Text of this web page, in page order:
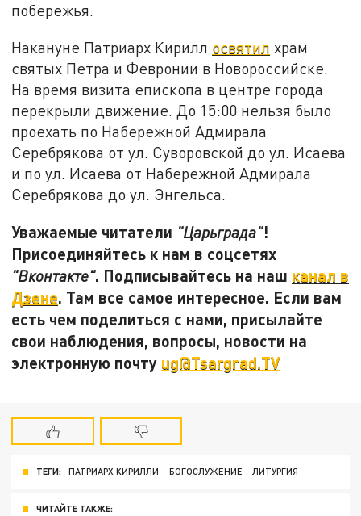
побережья.
Накануне Патриарх Кирилл освятил храм
святых Петра и Февронии в Новороссийске.
На время визита епископа в центре города
перекрыли движение. До 15:00 нельзя было
проехать по Набережной Адмирала
Серебрякова от ул. Суворовской до ул. Исаева
и по ул. Исаева от Набережной Адмирала
Серебрякова до ул. Энгельса.
Уважаемые читатели "Царьграда"!
Присоединяйтесь к нам в соцсетях
"Вконтакте". Подписывайтесь на наш канал в
Дзене. Там все самое интересное. Если вам
есть чем поделиться с нами, присылайте
свои наблюдения, вопросы, новости на
электронную почту ug@Tsargrad.TV
ТЕГИ: ПАТРИАРХ КИРИЛЛИ БОГОСЛУЖЕНИЕ ЛИТУРГИЯ
ЧИТАЙТЕ ТАКЖЕ: